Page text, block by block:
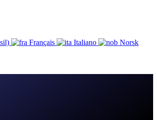
Français Italiano
Norsk